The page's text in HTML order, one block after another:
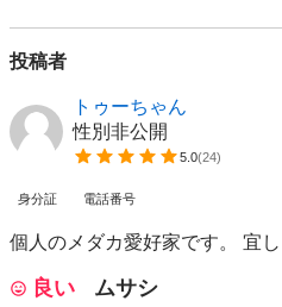
投稿者
トゥーちゃん
性別非公開
5.0(24)
身分証 電話番号
個人のメダカ愛好家です。 宜し
良い ムサシ